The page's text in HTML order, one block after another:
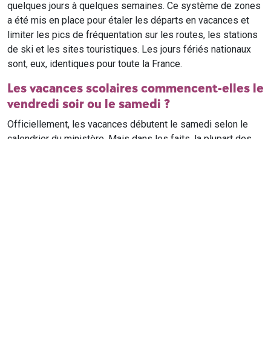
quelques jours à quelques semaines. Ce système de zones
a été mis en place pour étaler les départs en vacances et
limiter les pics de fréquentation sur les routes, les stations
de ski et les sites touristiques. Les jours fériés nationaux
sont, eux, identiques pour toute la France.
Les vacances scolaires commencent-elles le
vendredi soir ou le samedi ?
Officiellement, les vacances débutent le samedi selon le
calendrier du ministère. Mais dans les faits, la plupart des